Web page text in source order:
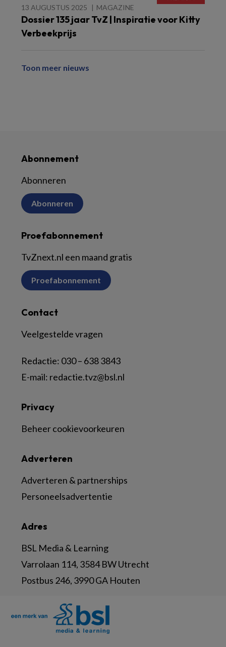
13 AUGUSTUS 2025 MAGAZINE
Dossier 135 jaar TvZ | Inspiratie voor Kitty
Verbeekprijs
Toon meer nieuws
Abonnement
Abonneren
Abonneren
Proefabonnement
TvZnext.nl een maand gratis
Proefabonnement
Contact
Veelgestelde vragen
Redactie: 030 – 638 3843
E-mail: redactie.tvz@bsl.nl
Adres
BSL Media & Learning
Varrolaan 114, 3584 BW Utrecht
Postbus 246, 3990 GA Houten
Adverteren
Adverteren & partnerships
Personeelsadvertentie
Privacy
Beheer cookievoorkeuren